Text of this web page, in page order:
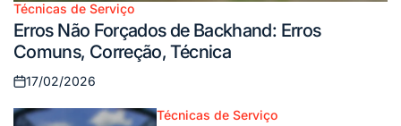
Posted
in
Técnicas de Serviço
Erros Não Forçados de Backhand: Erros
Comuns, Correção, Técnica
Posted
on
17/02/2026
Técnicas de Serviço